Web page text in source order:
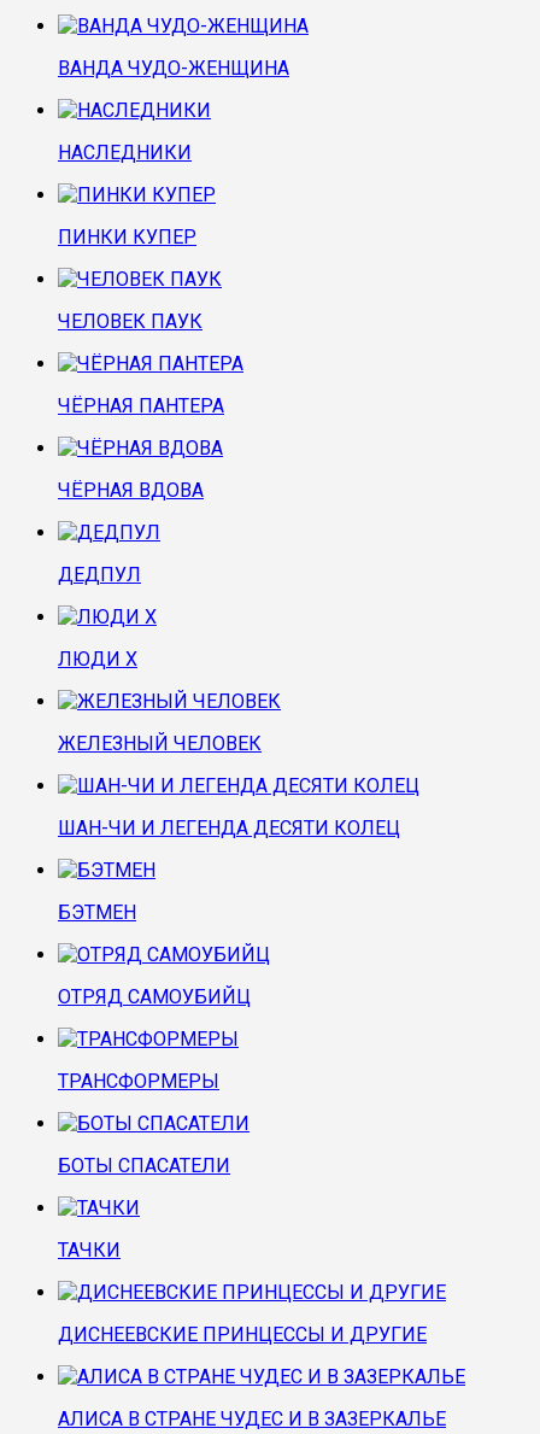
ВАНДА ЧУДО-ЖЕНЩИНА
НАСЛЕДНИКИ
ПИНКИ КУПЕР
ЧЕЛОВЕК ПАУК
ЧЁРНАЯ ПАНТЕРА
ЧЁРНАЯ ВДОВА
ДЕДПУЛ
ЛЮДИ Х
ЖЕЛЕЗНЫЙ ЧЕЛОВЕК
ШАН-ЧИ И ЛЕГЕНДА ДЕСЯТИ КОЛЕЦ
БЭТМЕН
ОТРЯД САМОУБИЙЦ
ТРАНСФОРМЕРЫ
БОТЫ СПАСАТЕЛИ
ТАЧКИ
ДИСНЕЕВСКИЕ ПРИНЦЕССЫ И ДРУГИЕ
АЛИСА В СТРАНЕ ЧУДЕС И В ЗАЗЕРКАЛЬЕ